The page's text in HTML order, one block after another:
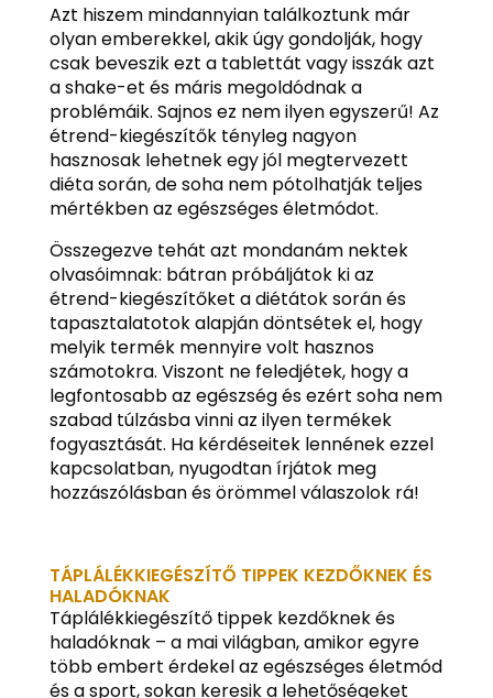
Azt hiszem mindannyian találkoztunk már
olyan emberekkel, akik úgy gondolják, hogy
csak beveszik ezt a tablettát vagy isszák azt
a shake-et és máris megoldódnak a
problémáik. Sajnos ez nem ilyen egyszerű! Az
étrend-kiegészítők tényleg nagyon
hasznosak lehetnek egy jól megtervezett
diéta során, de soha nem pótolhatják teljes
mértékben az egészséges életmódot.
Összegezve tehát azt mondanám nektek
olvasóimnak: bátran próbáljátok ki az
étrend-kiegészítőket a diétátok során és
tapasztalatotok alapján döntsétek el, hogy
melyik termék mennyire volt hasznos
számotokra. Viszont ne feledjétek, hogy a
legfontosabb az egészség és ezért soha nem
szabad túlzásba vinni az ilyen termékek
fogyasztását. Ha kérdéseitek lennének ezzel
kapcsolatban, nyugodtan írjátok meg
hozzászólásban és örömmel válaszolok rá!
TÁPLÁLÉKKIEGÉSZÍTŐ TIPPEK KEZDŐKNEK ÉS
HALADÓKNAK
Táplálékkiegészítő tippek kezdőknek és
haladóknak – a mai világban, amikor egyre
több embert érdekel az egészséges életmód
és a sport, sokan keresik a lehetőségeket